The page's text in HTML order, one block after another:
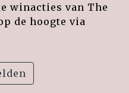
winacties van The
de hoogte via